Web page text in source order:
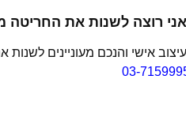
רוצה לשנות את החריטה
אישי והנכם מעוניינים
03-